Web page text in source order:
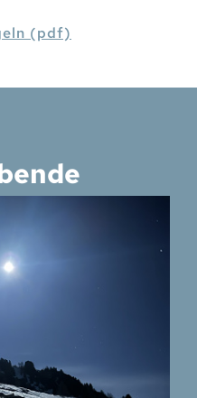
(pdf)